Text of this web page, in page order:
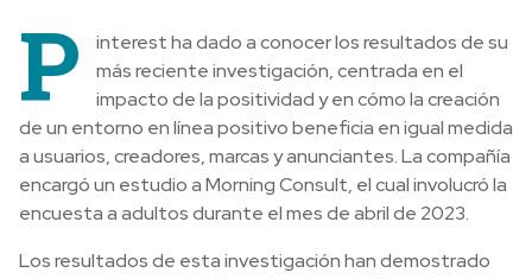
P
interest ha dado a conocer los resultados de su
más reciente investigación, centrada en el
impacto de la positividad y en cómo la creación
de un entorno en línea positivo beneficia en igual medida
a usuarios, creadores, marcas y anunciantes. La compañía
encargó un estudio a Morning Consult, el cual involucró la
encuesta a adultos durante el mes de abril de 2023.
Los resultados de esta investigación han demostrado